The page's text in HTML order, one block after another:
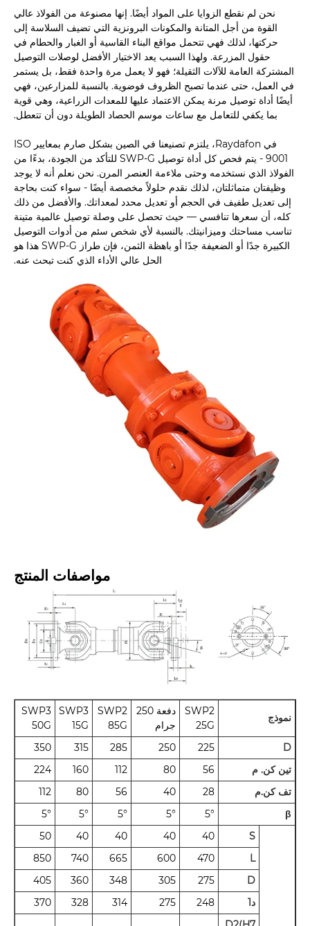
نحن لم نقطع الزوايا على المواد أيضًا. إنها مصنوعة من الفولاذ عالي
القوة من أجل المتانة والمكونات البرونزية التي تضيف السلاسة إلى
حركتها، لذلك فهي تتحمل مواقع البناء القاسية أو الغبار والحطام في
حقول المزرعة. ولهذا السبب يعد الاختيار الأفضل لوصلات التوصيل
المشتركة العامة للآلات الثقيلة؛ فهو لا يعمل مرة واحدة فقط، بل يستمر
في العمل، حتى عندما تصبح الظروف فوضوية. بالنسبة للمزارعين، فهي
أيضًا أداة توصيل مرنة يمكن الاعتماد عليها للمعدات الزراعية، وهي قوية
بما يكفي للتعامل مع ساعات موسم الحصاد الطويلة دون أن تتعطل.
في Raydafon، يلتزم تصنيعنا في الصين بشكل صارم بمعايير ISO
9001 - يتم فحص كل أداة توصيل SWP-G للتأكد من الجودة، بدءًا من
الفولاذ الذي نستخدمه وحتى ملاءمة العنصر المرن. نحن نعلم أنه لا يوجد
وظيفتان متماثلتان، لذلك نقدم حلولاً مخصصة أيضًا - سواء كنت بحاجة
إلى تعديل طفيف في الحجم أو تعديل محدد لمعداتك. والأفضل من ذلك
كله، أن سعرها تنافسي — حيث تحصل على وصلة توصيل عالمية متينة
تناسب مساحتك وميزانيتك. بالنسبة لأي شخص سئم من أدوات التوصيل
الكبيرة جدًا أو الضعيفة جدًا أو باهظة الثمن، فإن طراز SWP-G هذا هو
الحل عالي الأداء الذي كنت تبحث عنه.
مواصفات المنتج
نموذج
SWP2
25G
دفعة 250
جرام
SWP2
85G
SWP3
15G
SWP3
50G
D
225
250
285
315
350
تين كن. م
56
80
112
160
224
تف كن.م
28
40
56
80
112
β
5°
5°
5°
5°
5°
S
40
40
40
40
50
L
470
600
665
740
850
D
275
305
348
360
405
د1
248
275
314
328
370